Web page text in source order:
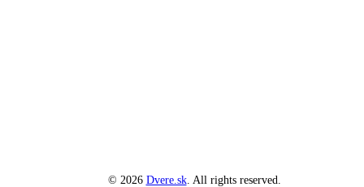
© 2026 Dvere.sk. All rights reserved.